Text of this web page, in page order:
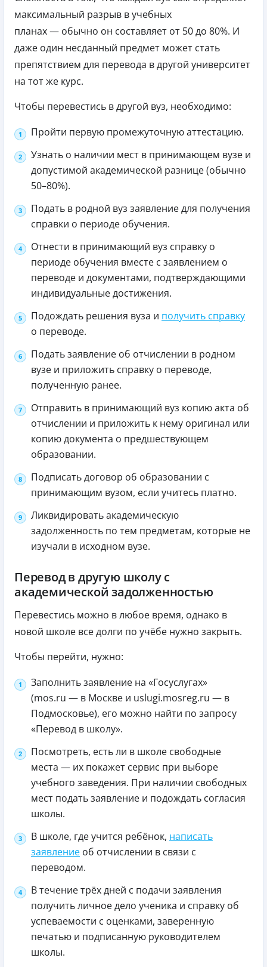
максимальный разрыв в учебных
планах — обычно он составляет от 50 до 80%. И
даже один несданный предмет может стать
препятствием для перевода в другой университет
на тот же курс.
Чтобы перевестись в другой вуз, необходимо:
Пройти первую промежуточную аттестацию.
Узнать о наличии мест в принимающем вузе и
допустимой академической разнице (обычно
50–80%).
Подать в родной вуз заявление для получения
справки о периоде обучения.
Отнести в принимающий вуз справку о
периоде обучения вместе с заявлением о
переводе и документами, подтверждающими
индивидуальные достижения.
Подождать решения вуза и получить справку
о переводе.
Подать заявление об отчислении в родном
вузе и приложить справку о переводе,
полученную ранее.
Отправить в принимающий вуз копию акта об
отчислении и приложить к нему оригинал или
копию документа о предшествующем
образовании.
Подписать договор об образовании с
принимающим вузом, если учитесь платно.
Ликвидировать академическую
задолженность по тем предметам, которые не
изучали в исходном вузе.
Перевод в другую школу с
академической задолженностью
Перевестись можно в любое время, однако в
новой школе все долги по учёбе нужно закрыть.
Чтобы перейти, нужно:
Заполнить заявление на «Госуслугах»
(mos.ru — в Москве и uslugi.mosreg.ru — в
Подмосковье), его можно найти по запросу
«Перевод в школу».
Посмотреть, есть ли в школе свободные
места — их покажет сервис при выборе
учебного заведения. При наличии свободных
мест подать заявление и подождать согласия
школы.
В школе, где учится ребёнок, написать
заявление об отчислении в связи с
переводом.
В течение трёх дней с подачи заявления
получить личное дело ученика и справку об
успеваемости с оценками, заверенную
печатью и подписанную руководителем
школы.